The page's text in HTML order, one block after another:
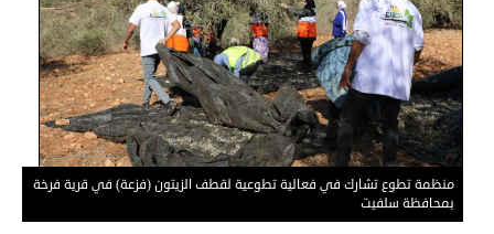
منظمة تطوع تشارك في فعالية تطوعية لقطف الزيتون (فزعة) في قرية فرخة
بمحافظة سلفيت